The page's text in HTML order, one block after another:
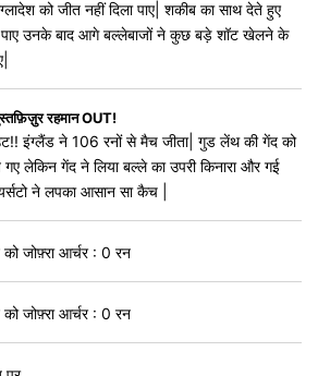
को जीत नहीं दिला पाए| शकीब का साथ देते हुए
उनके बाद आगे बल्लेबाजों ने कुछ बड़े शॉट खेलने के
रहमान OUT!
इंग्लैंड ने 106 रनों से मैच जीता| गुड लेंथ की गेंद को
लेकिन गेंद ने लिया बल्ले का उपरी किनारा और गई
ने लपका आसान सा कैच |
जोफ़्रा आर्चर : 0 रन
जोफ़्रा आर्चर : 0 रन